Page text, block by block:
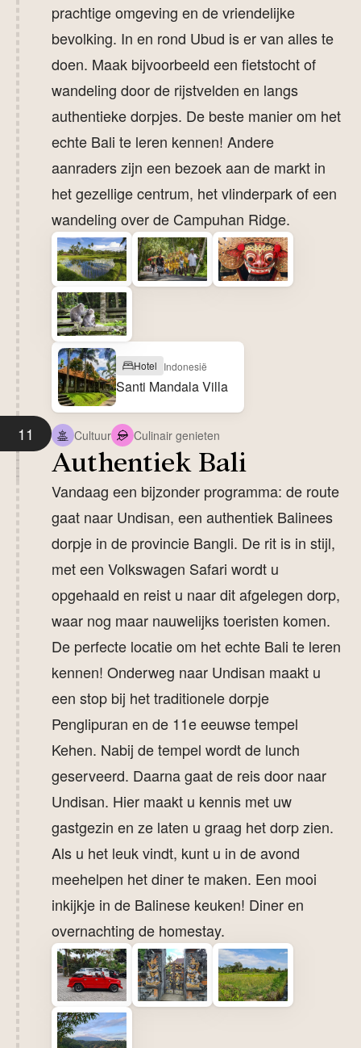
prachtige omgeving en de vriendelijke
bevolking. In en rond Ubud is er van alles te
doen. Maak bijvoorbeeld een fietstocht of
wandeling door de rijstvelden en langs
authentieke dorpjes. De beste manier om het
echte Bali te leren kennen! Andere
aanraders zijn een bezoek aan de markt in
het gezellige centrum, het vlinderpark of een
wandeling over de Campuhan Ridge.
Hotel Indonesië
Santi Mandala Villa
11 Cultuur Culinair genieten
Authentiek Bali
Vandaag een bijzonder programma: de route
gaat naar Undisan, een authentiek Balinees
dorpje in de provincie Bangli. De rit is in stijl,
met een Volkswagen Safari wordt u
opgehaald en reist u naar dit afgelegen dorp,
waar nog maar nauwelijks toeristen komen.
De perfecte locatie om het echte Bali te leren
kennen! Onderweg naar Undisan maakt u
een stop bij het traditionele dorpje
Penglipuran en de 11e eeuwse tempel
Kehen. Nabij de tempel wordt de lunch
geserveerd. Daarna gaat de reis door naar
Undisan. Hier maakt u kennis met uw
gastgezin en ze laten u graag het dorp zien.
Als u het leuk vindt, kunt u in de avond
meehelpen het diner te maken. Een mooi
inkijkje in de Balinese keuken! Diner en
overnachting de homestay.